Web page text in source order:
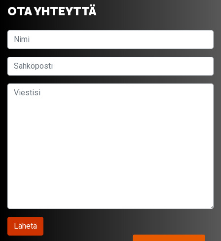
OTA YHTEYTTÄ